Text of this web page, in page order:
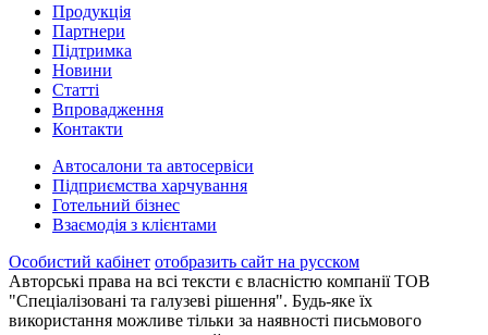
Продукцiя
Партнери
Пiдтримка
Новини
Статті
Впровадження
Контакти
Автосалони та автосервіси
Підприємства харчування
Готельний бізнес
Взаємодія з клієнтами
Особистий кабінет отобразить сайт на русском
Авторські права на всі тексти є власністю компанії ТОВ
"Спеціалізовані та галузеві рішення". Будь-яке їх
використання можливе тільки за наявності письмового